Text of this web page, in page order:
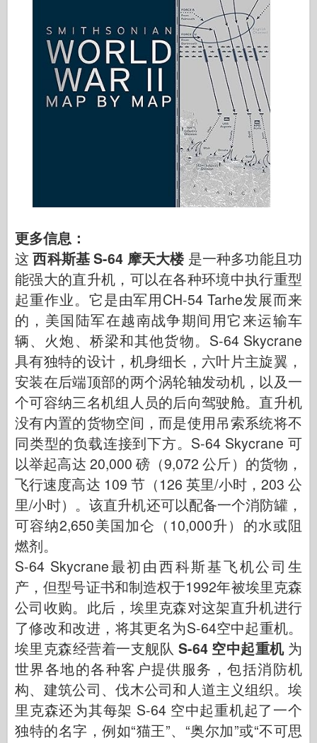
更多信息：
这西科斯基 S-64 摩天大楼 是一种多功能且功
能强大的直升机，可以在各种环境中执行重型
起重作业。它是由军用CH-54 Tarhe发展而来
的，美国陆军在越南战争期间用它来运输车
辆、火炮、桥梁和其他货物。S-64 Skycrane
具有独特的设计，机身细长，六叶片主旋翼，
安装在后端顶部的两个涡轮轴发动机，以及一
个可容纳三名机组人员的后向驾驶舱。直升机
没有内置的货物空间，而是使用吊索系统将不
同类型的负载连接到下方。S-64 Skycrane 可
以举起高达 20,000 磅（9,072 公斤）的货物，
飞行速度高达 109 节（126 英里/小时，203 公
里/小时）。该直升机还可以配备一个消防罐，
可容纳2,650美国加仑（10,000升）的水或阻
燃剂。
S-64 Skycrane最初由西科斯基飞机公司生
产，但型号证书和制造权于1992年被埃里克森
公司收购。此后，埃里克森对这架直升机进行
了修改和改进，将其更名为S-64空中起重机。
埃里克森经营着一支舰队 S-64 空中起重机为
世界各地的各种客户提供服务，包括消防机
构、建筑公司、伐木公司和人道主义组织。埃
里克森还为其每架 S-64 空中起重机起了一个
独特的名字，例如“猫王”、“奥尔加”或“不可思